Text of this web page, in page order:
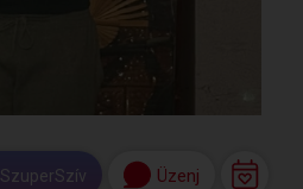
SzuperSzív Üzenj